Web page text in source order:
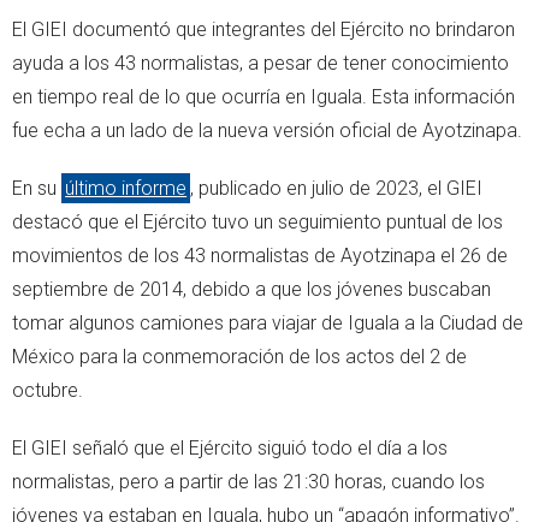
El GIEI documentó que integrantes del Ejército no brindaron
ayuda a los 43 normalistas, a pesar de tener conocimiento
en tiempo real de lo que ocurría en Iguala. Esta información
fue echa a un lado de la nueva versión oficial de Ayotzinapa.
En su último informe , publicado en julio de 2023, el GIEI
destacó que el Ejército tuvo un seguimiento puntual de los
movimientos de los 43 normalistas de Ayotzinapa el 26 de
septiembre de 2014, debido a que los jóvenes buscaban
tomar algunos camiones para viajar de Iguala a la Ciudad de
México para la conmemoración de los actos del 2 de
octubre.
El GIEI señaló que el Ejército siguió todo el día a los
normalistas, pero a partir de las 21:30 horas, cuando los
jóvenes ya estaban en Iguala, hubo un “apagón informativo”.